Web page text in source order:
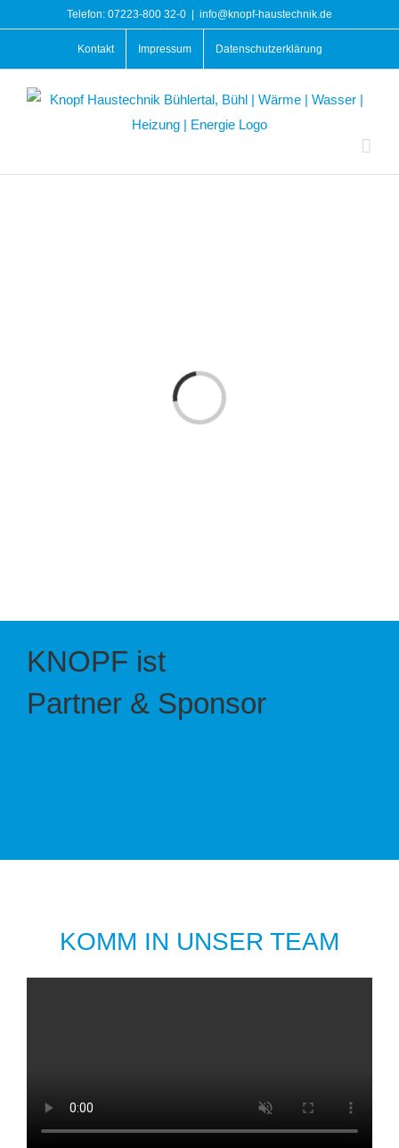
Telefon: 07223-800 32-0 info@knopf-haustechnik.de
Kontakt Impressum Datenschutzerklärung
Laden...
KNOPF ist
Partner & Sponsor
KOMM IN UNSER TEAM